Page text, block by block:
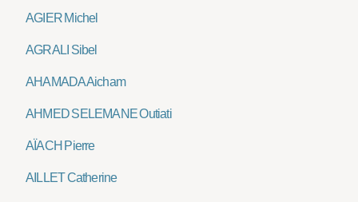
AGIER Michel
AGRALI Sibel
AHAMADA Aicham
AHMED SELEMANE Outiati
AÏACH Pierre
AILLET Catherine